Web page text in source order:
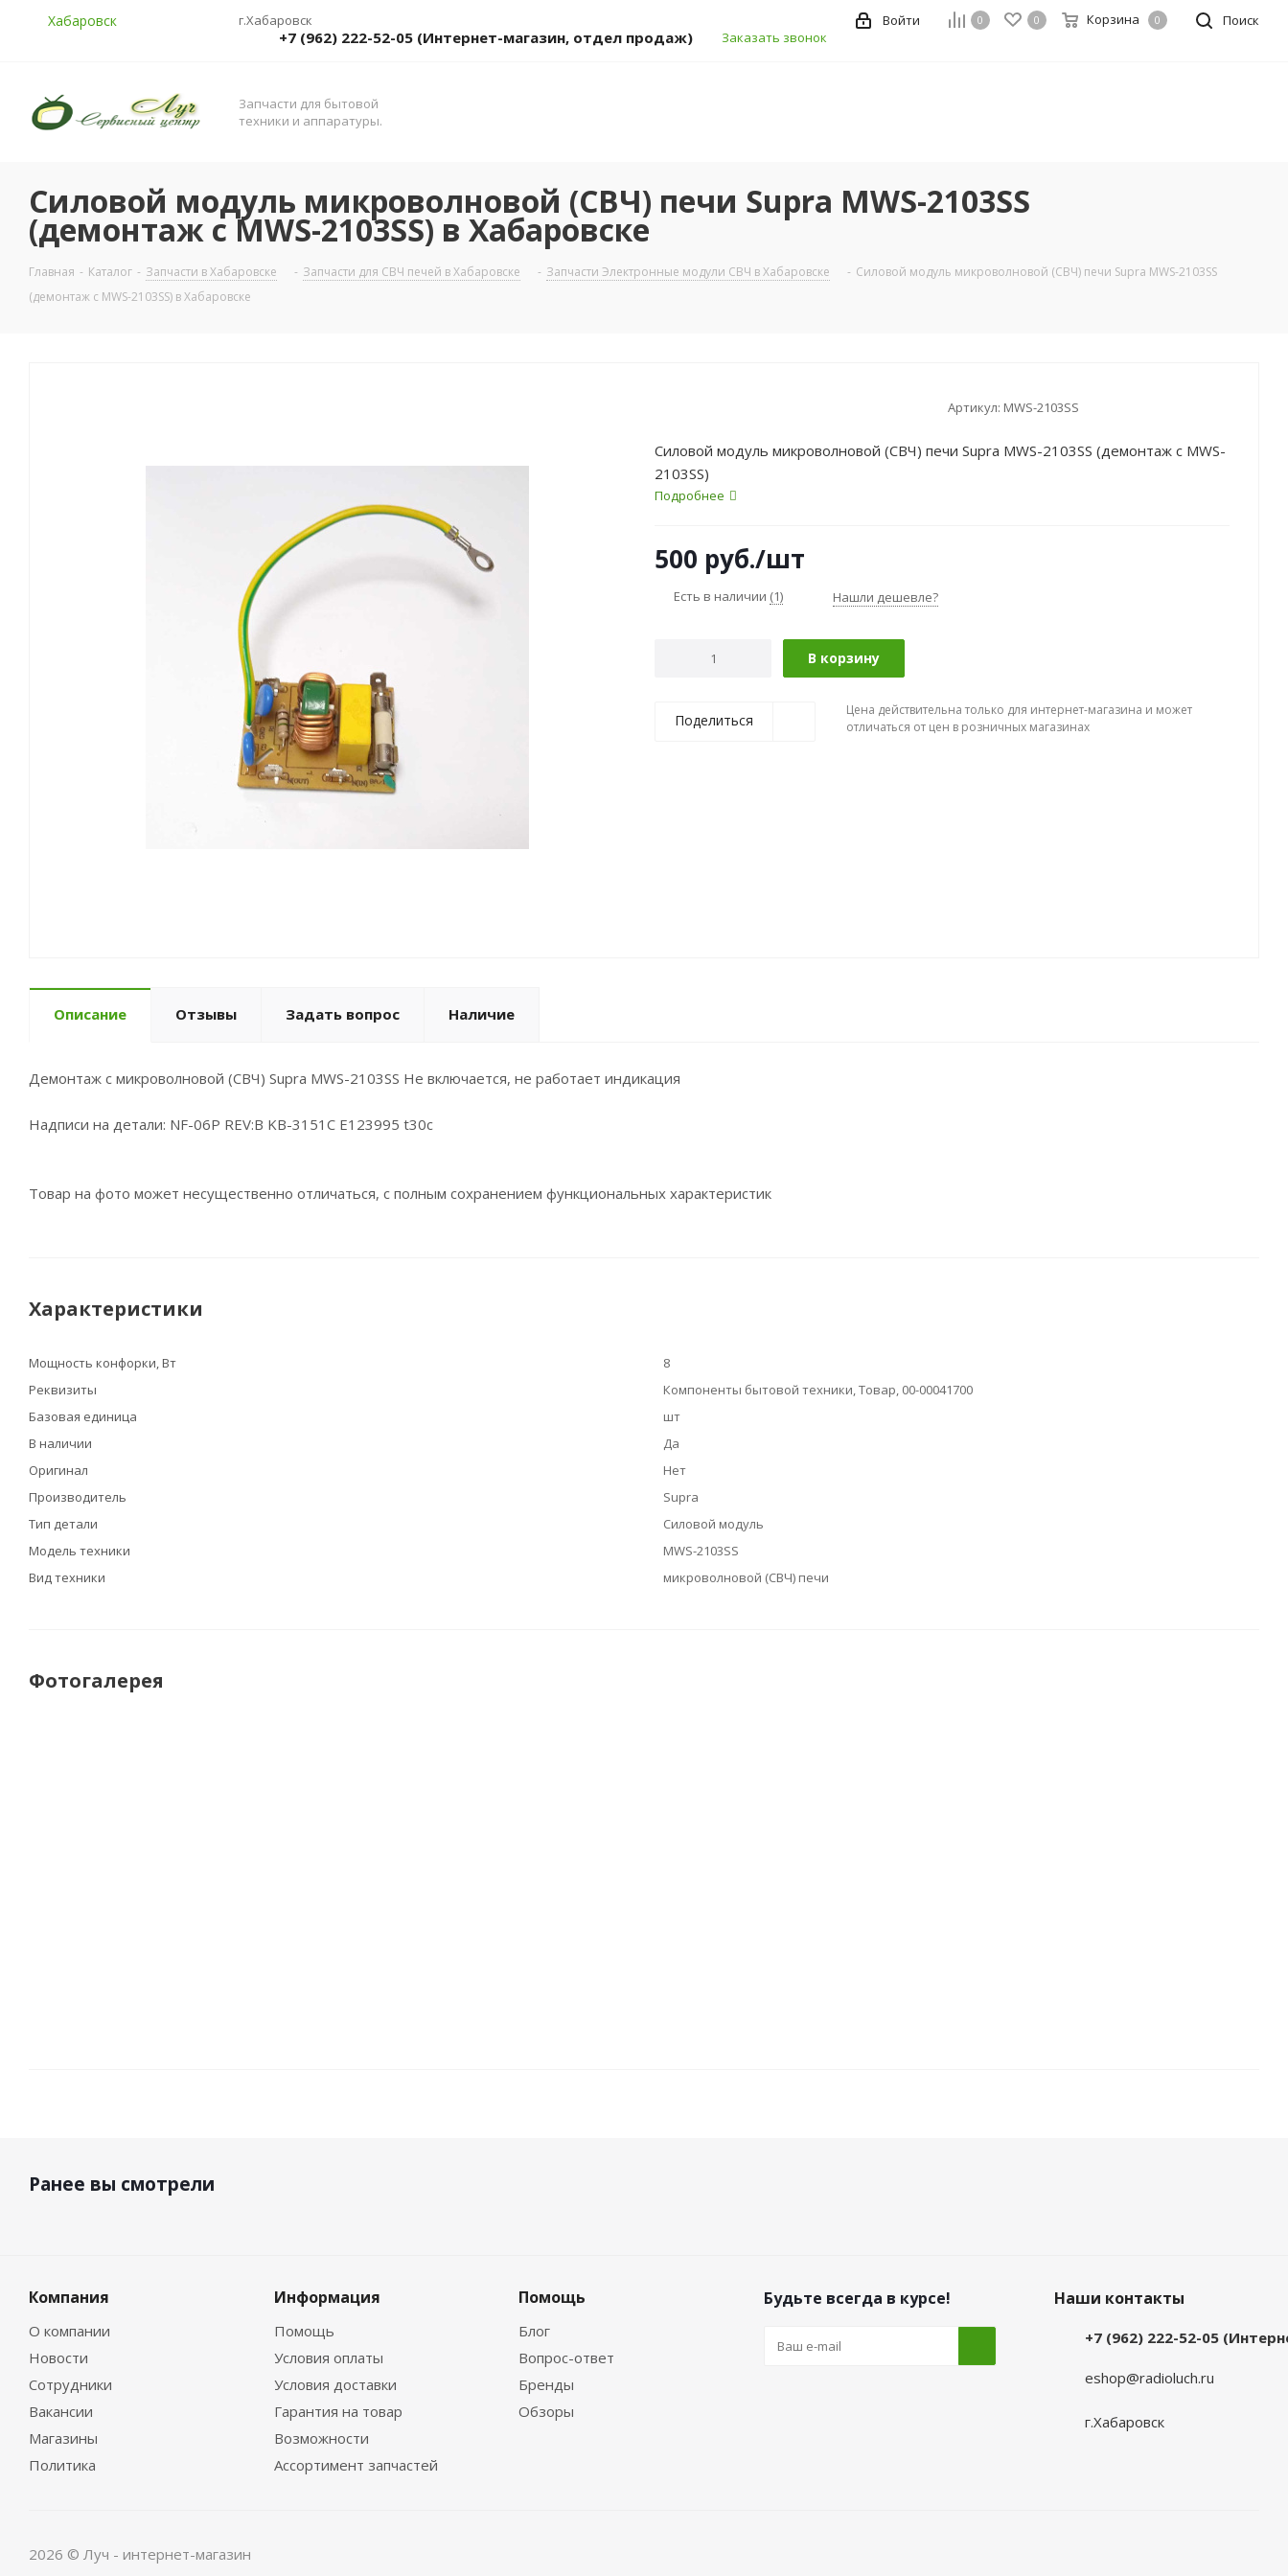
Хабаровск г.Хабаровск Поиск
0 0 Корзина 0
Войти
+7 (962) 222-52-05 (Интернет-магазин, отдел продаж) Заказать звонок
Запчасти для бытовой
техники и аппаратуры.
Силовой модуль микроволновой (СВЧ) печи Supra MWS-2103SS
(демонтаж с MWS-2103SS) в Хабаровске
Главная - Каталог - Запчасти в Хабаровске - Запчасти для СВЧ печей в Хабаровске - Запчасти Электронные модули СВЧ в Хабаровске - Силовой модуль микроволновой (СВЧ) печи Supra MWS-2103SS
(демонтаж с MWS-2103SS) в Хабаровске
Артикул: MWS-2103SS
Силовой модуль микроволновой (СВЧ) печи Supra MWS-2103SS (демонтаж с MWS-
2103SS)
Подробнее
500 руб./шт
Есть в наличии (1) Нашли дешевле?
В корзину
Поделиться
Цена действительна только для интернет-магазина и может
отличаться от цен в розничных магазинах
Описание Отзывы Задать вопрос Наличие
Демонтаж с микроволновой (СВЧ) Supra MWS-2103SS Не включается, не работает индикация
Надписи на детали: NF-06P REV:B KB-3151C E123995 t30c
Товар на фото может несущественно отличаться, с полным сохранением функциональных характеристик
Характеристики
Мощность конфорки, Вт
8
Реквизиты
Компоненты бытовой техники, Товар, 00-00041700
Базовая единица
шт
В наличии
Да
Оригинал
Нет
Производитель
Supra
Тип детали
Силовой модуль
Модель техники
MWS-2103SS
Вид техники
микроволновой (СВЧ) печи
Фотогалерея
Ранее вы смотрели
Компания
О компании
Новости
Сотрудники
Вакансии
Магазины
Политика
Информация
Помощь
Условия оплаты
Условия доставки
Гарантия на товар
Возможности
Ассортимент запчастей
Помощь
Блог
Вопрос-ответ
Бренды
Обзоры
Будьте всегда в курсе! Наши контакты
+7 (962) 222-52-05
eshop@radioluch.ru
г.Хабаровск
2026 © Луч - интернет-магазин